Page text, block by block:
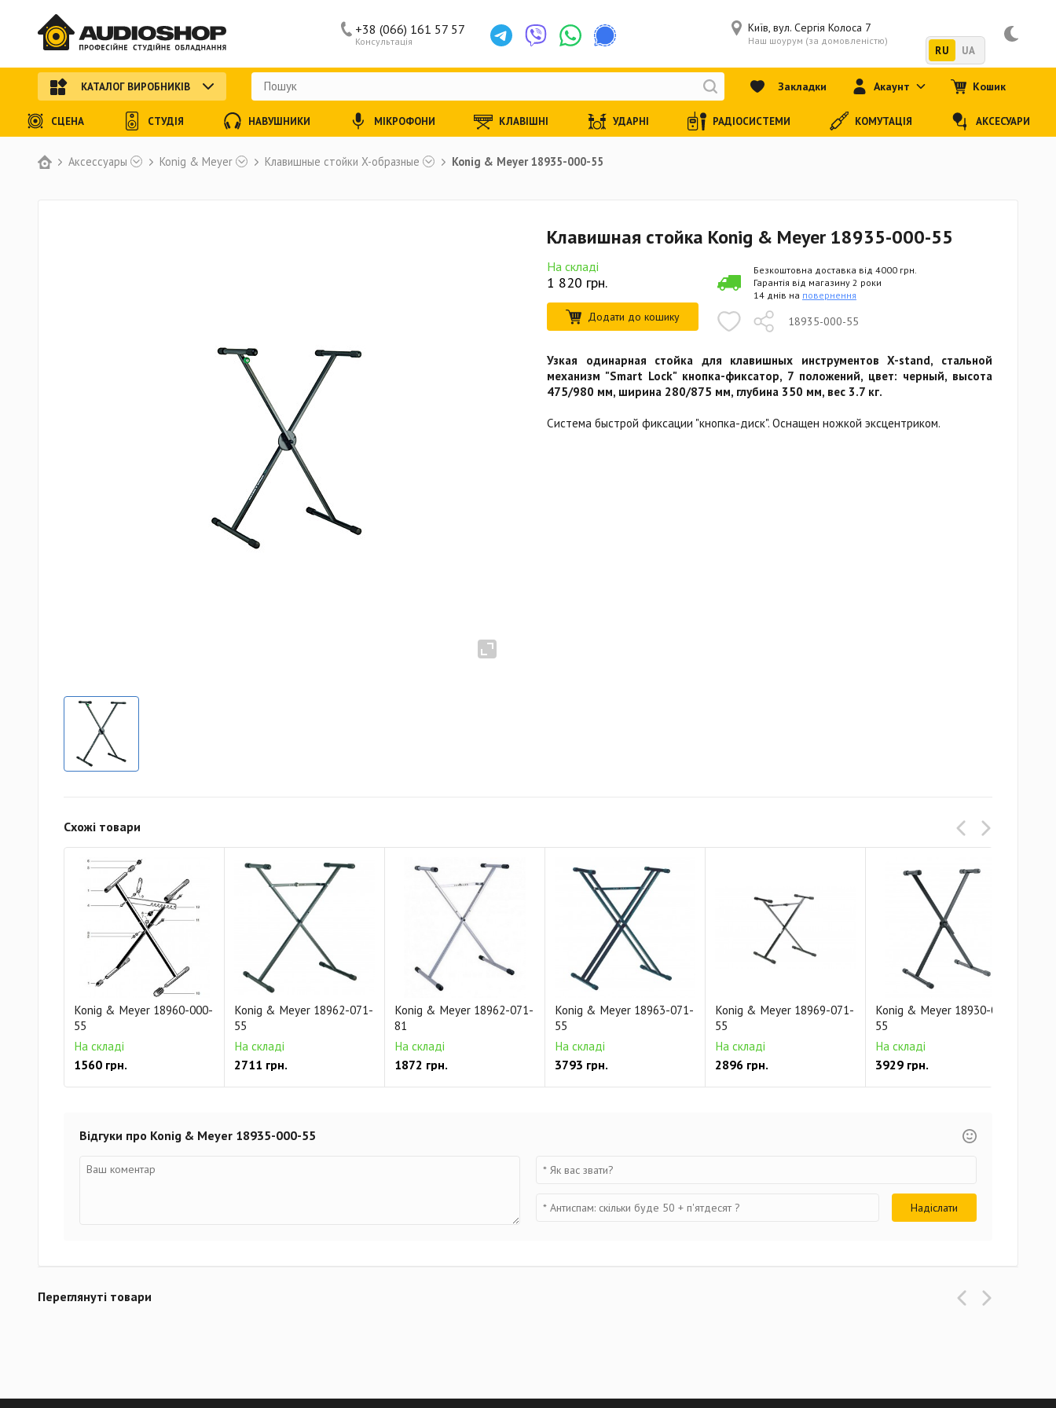
Аксессуары Konig & Meyer Клавишные стойки X-образные Konig & Meyer 18935-000-55
Клавишная стойка Konig & Meyer 18935-000-55
На складі
1 820 грн.
Додати до кошику 18935-000-55
Безкоштовна доставка від 4000 грн.
Гарантія від магазину 2 роки
14 днів на повернення
Узкая одинарная стойка для клавишных инструментов X-stand, стальной
механизм "Smart Lock" кнопка-фиксатор, 7 положений, цвет: черный, высота
475/980 мм, ширина 280/875 мм, глубина 350 мм, вес 3.7 кг.
Система быстрой фиксации "кнопка-диск". Оснащен ножкой эксцентриком.
Схожі товари
Konig & Meyer 18960-000-
55
На складі
1560 грн.
Konig & Meyer 18962-071-
55
На складі
2711 грн.
Konig & Meyer 18962-071-
81
На складі
1872 грн.
Konig & Meyer 18963-071-
55
На складі
3793 грн.
Konig & Meyer 18969-071-
55
На складі
2896 грн.
Konig & Meyer 18930-070-
55
На складі
3929 грн.
Відгуки про Konig & Meyer 18935-000-55
Переглянуті товари
Консультація
+38 (066) 161 57 57 Київ, вул. Сергія Колоса 7
Наш шоурум (за домовленістю)
RU UA
КАТАЛОГ ВИРОБНИКІВ Закладки Акаунт Кошик
СЦЕНА СТУДІЯ НАВУШНИКИ МІКРОФОНИ КЛАВІШНІ УДАРНІ РАДІОСИСТЕМИ КОМУТАЦІЯ АКСЕСУАРИ